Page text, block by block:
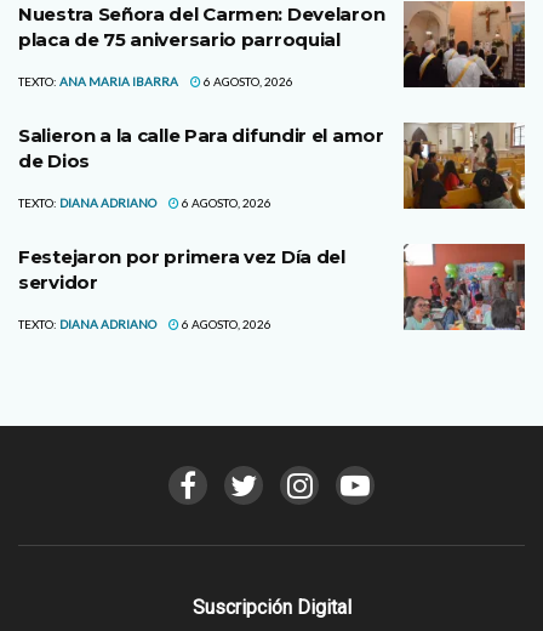
Nuestra Señora del Carmen: Develaron
placa de 75 aniversario parroquial
TEXTO: ANA MARIA IBARRA 6 AGOSTO, 2026
Salieron a la calle Para difundir el amor
de Dios
TEXTO: DIANA ADRIANO 6 AGOSTO, 2026
Festejaron por primera vez Día del
servidor
TEXTO: DIANA ADRIANO 6 AGOSTO, 2026
Suscripción Digital